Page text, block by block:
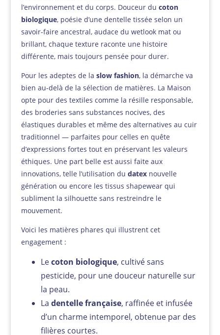
l’environnement et du corps. Douceur du coton
biologique, poésie d’une dentelle tissée selon un
savoir-faire ancestral, audace du wetlook mat ou
brillant, chaque texture raconte une histoire
différente, mais toujours pensée pour durer.
Pour les adeptes de la slow fashion, la démarche va
bien au-delà de la sélection de matières. La Maison
opte pour des textiles comme la résille responsable,
des broderies sans substances nocives, des
élastiques durables et même des alternatives au cuir
traditionnel — parfaites pour celles en quête
d’expressions fortes tout en préservant les valeurs
éthiques. Une part belle est aussi faite aux
innovations, telle l’utilisation du datexnouvelle
génération ou encore les tissus shapewear qui
subliment la silhouette sans restreindre le
mouvement.
Voici les matières phares qui illustrent cet
engagement :
Lecoton biologique, cultivé sans
pesticide, pour une douceur naturelle sur
la peau.
La dentelle française, raffinée et infusée
d’un charme intemporel, obtenue par des
filières courtes.